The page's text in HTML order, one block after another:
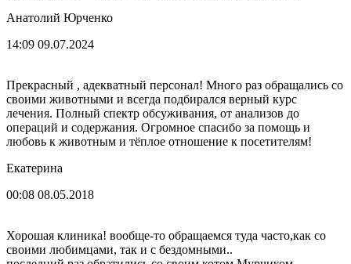
Анатолий Юрченко
14:09 09.07.2024
Прекрасный , адекватный персонал! Много раз обращались со
своими животными и всегда подбирался верный курс
лечения. Полный спектр обсуживания, от анализов до
операций и содержания. Огромное спасибо за помощь и
любовь к животным и тёплое отношение к посетителям!
Екатерина
00:08 08.05.2018
Хорошая клиника! вообще-то обращаемся туда часто,как со
своими любимцами, так и с бездомными..